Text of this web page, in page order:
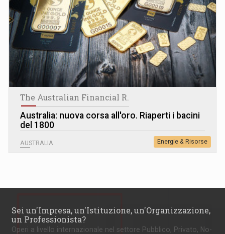
The Australian Financial R.
Australia: nuova corsa all'oro. Riaperti i bacini
del 1800
AUSTRALIA Energie & Risorse
Sei un'Impresa, un'Istituzione, un'Organizzazione,
un Professionista?
Operi a livello internazionale nel settore Pubblico, Privato, No-